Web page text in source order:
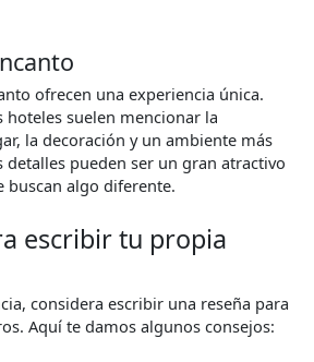
ofrecen una experiencia única.
hoteles suelen mencionar la
la decoración y un ambiente más
detalles pueden ser un gran atractivo
buscan algo diferente.
escribir tu propia
considera escribir una reseña para
Aquí te damos algunos consejos: